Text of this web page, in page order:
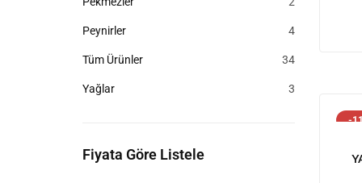
Peynirler
44
Tüm Ürünler
3434
Yağlar
33
Fiyata Göre Listele
-